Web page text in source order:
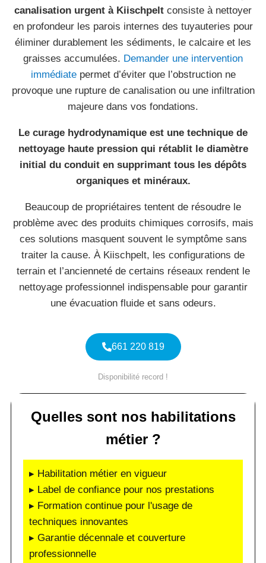
canalisation urgent à Kiischpelt consiste à nettoyer
en profondeur les parois internes des tuyauteries pour
éliminer durablement les sédiments, le calcaire et les
graisses accumulées. Demander une intervention
immédiatepermet d’éviter que l’obstruction ne
provoque une rupture de canalisation ou une infiltration
majeure dans vos fondations.
Le curage hydrodynamique est une technique de
nettoyage haute pression qui rétablit le diamètre
initial du conduit en supprimant tous les dépôts
organiques et minéraux.
Beaucoup de propriétaires tentent de résoudre le
problème avec des produits chimiques corrosifs, mais
ces solutions masquent souvent le symptôme sans
traiter la cause. À Kiischpelt, les configurations de
terrain et l’ancienneté de certains réseaux rendent le
nettoyage professionnel indispensable pour garantir
une évacuation fluide et sans odeurs.
661 220 819
Disponibilité record !
Quelles sont nos habilitations
métier ?
▸ Habilitation métier en vigueur
▸ Label de confiance pour nos prestations
▸ Formation continue pour l'usage de
techniques innovantes
▸ Garantie décennale et couverture
professionnelle